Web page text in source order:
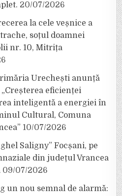
20/07/2026
la cele veșnice a
soțul doamnei
nr. 10, Mitrița
Urechești anunță
eficienței
inteligentă a energiei în
Cultural, Comuna
10/07/2026
Saligny” Focșani, pe
din județul Vrancea
09/07/2026
un nou semnal de alarmă: